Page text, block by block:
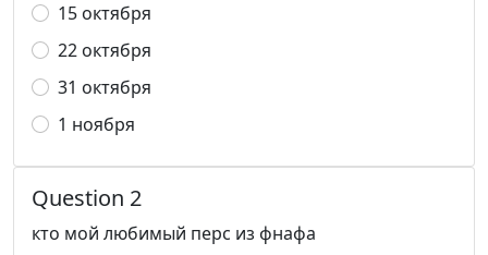
15 октября
22 октября
31 октября
1 ноября
Question 2
кто мой любимый перс из фнафа